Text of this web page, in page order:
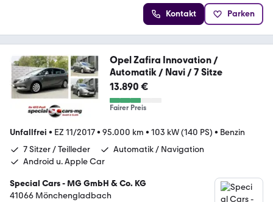
Kontakt Parken
Opel Zafira Innovation /
Automatik / Navi / 7 Sitze
13.890 €
Fairer Preis
Unfallfrei • EZ 11/2017• 95.000 km • 103 kW (140 PS) • Benzin
7 Sitzer / Teilleder
Automatik / Navigation
Android u. Apple Car
Special Cars - MG GmbH & Co. KG
41066 Mönchengladbach